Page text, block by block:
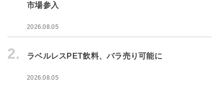
市場参入
2026.08.05
2. ラベルレスPET飲料、バラ売り可能に
2026.08.05